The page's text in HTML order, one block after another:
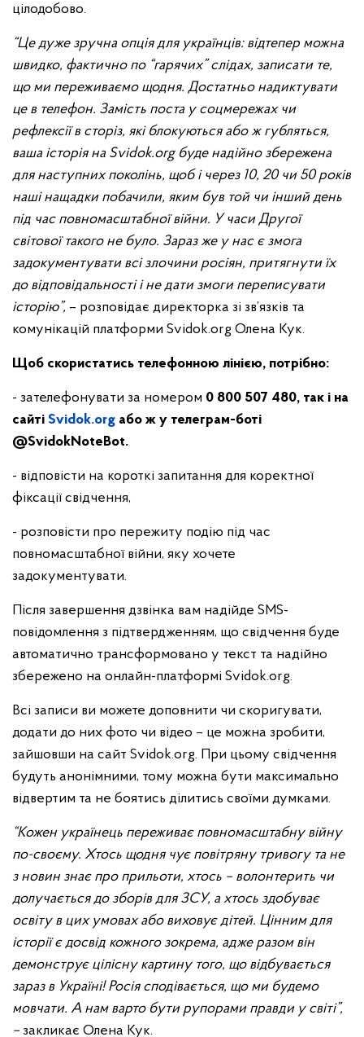
цілодобово.
“Це дуже зручна опція для українців: відтепер можна
швидко, фактично по “гарячих” слідах, записати те,
що ми переживаємо щодня. Достатньо надиктувати
це в телефон. Замість поста у соцмережах чи
рефлексії в сторіз, які блокуються або ж губляться,
ваша історія на Svidok.orgбуде надійно збережена
для наступних поколінь, щоб і через 10, 20 чи 50 років
наші нащадки побачили, яким був той чи інший день
під час повномасштабної війни. У часи Другої
світової такого не було. Зараз же у нас є змога
задокументувати всі злочини росіян, притягнути їх
до відповідальності і не дати змоги переписувати
історію”, – розповідає директорка зі зв’язків та
комунікацій платформи Svidok.org Олена Кук.
Щоб скористатись телефонною лінією, потрібно:
- зателефонувати за номером 0 800 507 480, так і на
сайті Svidok.org або ж у телеграм-боті
@SvidokNoteBot.
- відповісти на короткі запитання для коректної
фіксації свідчення,
- розповісти про пережиту подію під час
повномасштабної війни, яку хочете
задокументувати.
Після завершення дзвінка вам надійде SMS-
повідомлення з підтвердженням, що свідчення буде
автоматично трансформовано у текст та надійно
збережено на онлайн-платформі Svidok.org.
Всі записи ви можете доповнити чи скоригувати,
додати до них фото чи відео – це можна зробити,
зайшовши на сайт Svidok.org. При цьому свідчення
будуть анонімними, тому можна бути максимально
відвертим та не боятись ділитись своїми думками.
“Кожен українець переживає повномасштабну війну
по-своєму. Хтось щодня чує повітряну тривогу та не
з новин знає про прильоти, хтось – волонтерить чи
долучається до зборів для ЗСУ, а хтось здобуває
освіту в цих умовах або виховує дітей. Цінним для
історії є досвід кожного зокрема, адже разом він
демонструє цілісну картину того, що відбувається
зараз в Україні! Росія сподівається, що ми будемо
мовчати. А нам варто бути рупорами правди у світі”,
– закликає Олена Кук.